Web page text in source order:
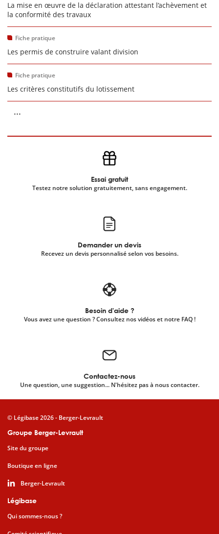
La mise en œuvre de la déclaration attestant l’achèvement et
la conformité des travaux
Fiche pratique
Les permis de construire valant division
Fiche pratique
Les critères constitutifs du lotissement
...
Essai gratuit
Testez notre solution gratuitement, sans engagement.
Demander un devis
Recevez un devis personnalisé selon vos besoins.
Besoin d'aide ?
Vous avez une question ? Consultez nos vidéos et notre FAQ !
Contactez-nous
Une question, une suggestion... N'hésitez pas à nous contacter.
Groupe Berger-Levrault
Site du groupe
Boutique en ligne
Berger-Levrault
Légibase
Qui sommes-nous ?
© Légibase 2026 - Berger-Levrault